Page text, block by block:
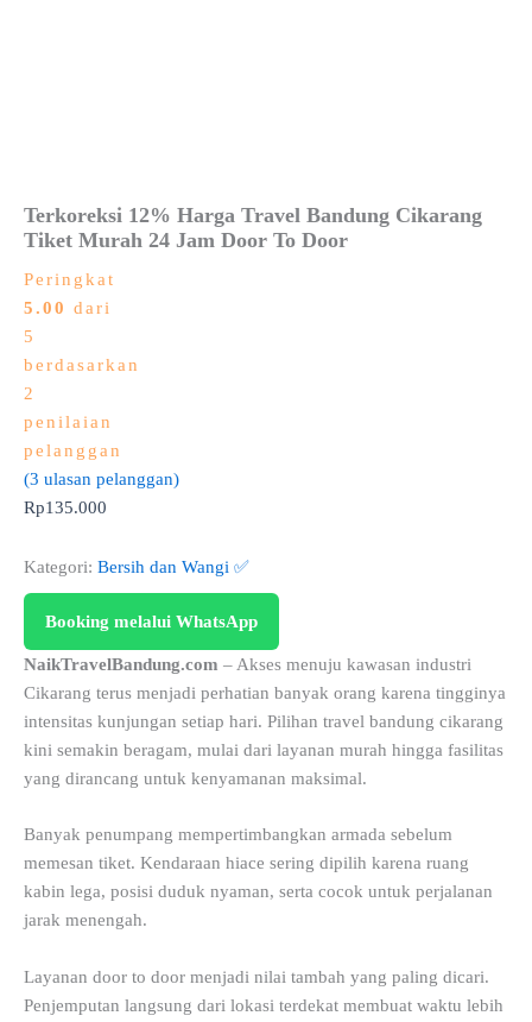
Terkoreksi 12% Harga Travel Bandung Cikarang
Tiket Murah 24 Jam Door To Door
Peringkat
5.00 dari
5
berdasarkan
2
penilaian
pelanggan
(3 ulasan pelanggan)
Rp135.000
Kategori: Bersih dan Wangi ✅
Booking melalui WhatsApp
NaikTravelBandung.com – Akses menuju kawasan industri
Cikarang terus menjadi perhatian banyak orang karena tingginya
intensitas kunjungan setiap hari. Pilihan travel bandung cikarang
kini semakin beragam, mulai dari layanan murah hingga fasilitas
yang dirancang untuk kenyamanan maksimal.
Banyak penumpang mempertimbangkan armada sebelum
memesan tiket. Kendaraan hiace sering dipilih karena ruang
kabin lega, posisi duduk nyaman, serta cocok untuk perjalanan
jarak menengah.
Layanan door to door menjadi nilai tambah yang paling dicari.
Penjemputan langsung dari lokasi terdekat membuat waktu lebih